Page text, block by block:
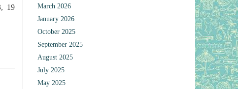
19
March 2026
January 2026
October 2025
September 2025
August 2025
July 2025
May 2025